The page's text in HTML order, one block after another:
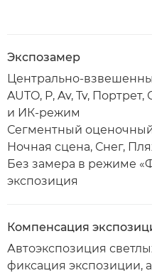
Экспозамер
Центрально-
AUTO, P, Av, Tv,
и ИК-режим
Сегментный
Ночная сцена, Снег,
Без замера в режиме
экспозиция
Компенсация
Автоэкспозиция
фиксация экспозиции,